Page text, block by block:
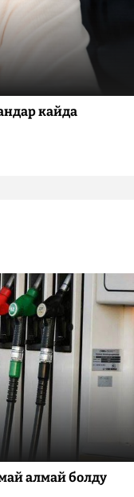
кайда
алмай болду